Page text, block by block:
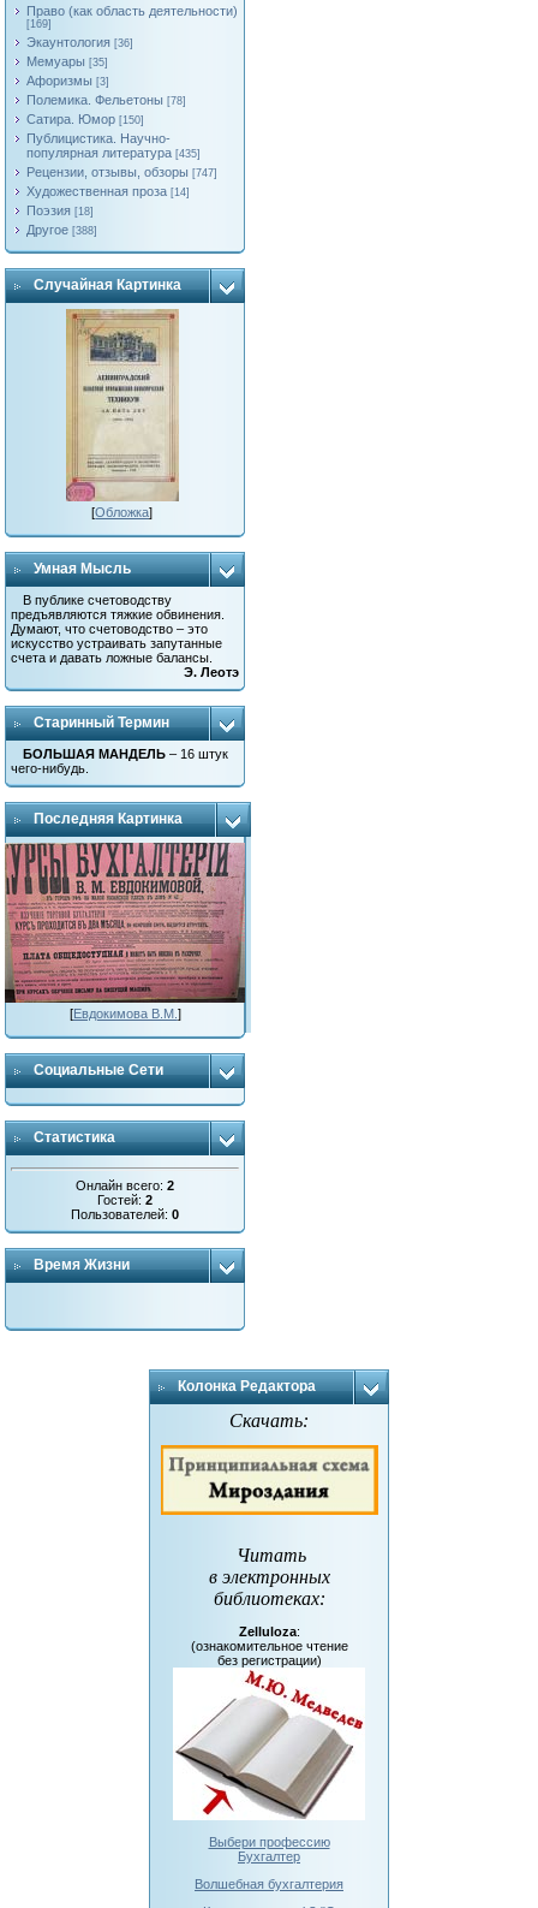
Право (как область деятельности)
[169]
Экаунтология [36]
Мемуары [35]
Афоризмы [3]
Полемика. Фельетоны [78]
Сатира. Юмор [150]
Публицистика. Научно-
популярная литература [435]
Рецензии, отзывы, обзоры [747]
Художественная проза [14]
Поэзия [18]
Другое [388]
Случайная Картинка
[Обложка]
Умная Мысль
В публике счетоводству
предъявляются тяжкие обвинения.
Думают, что счетоводство – это
искусство устраивать запутанные
счета и давать ложные балансы.
Э. Леотэ
Старинный Термин
БОЛЬШАЯ МАНДЕЛЬ – 16 штук
чего-нибудь.
Последняя Картинка
[Евдокимова В.М. ]
Социальные Сети
Статистика
Онлайн всего:2
Гостей:2
Пользователей:0
Время Жизни
Колонка Редактора
Скачать:
Читать
в электронных
библиотеках:
Zelluloza:
(ознакомительное чтение
без регистрации)
Выбери профессию
Бухгалтер
Волшебная бухгалтерия